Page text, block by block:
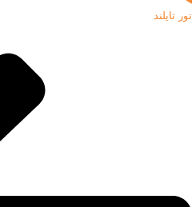
تور تایلند